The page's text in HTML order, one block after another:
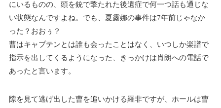
にいるものの、頭を銃で撃たれた後遺症で何一つ話も通じな
い状態なんですよね。でも、夏露娜の事件は7年前じゃなか
った？おおぅ？
曹はキャプテンとは誰も会ったことはなく、いつしか楽譜で
指示を出してくるようになった、きっかけは肖朗への電話で
あったと言います。
隙を見て逃げ出した曹を追いかける羅非ですが、ホールは曹